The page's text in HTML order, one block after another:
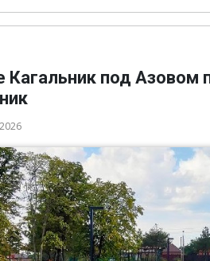
Кагальник под Азовом